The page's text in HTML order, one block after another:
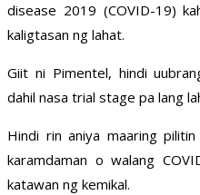
disease 2019 (COVID-19)
kaligtasan ng lahat.
Giit ni Pimentel, hindi
dahil nasa trial stage pa lang
Hindi rin aniya maaring
karamdaman o walang
katawan ng kemikal.